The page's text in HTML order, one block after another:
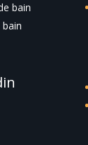
bain